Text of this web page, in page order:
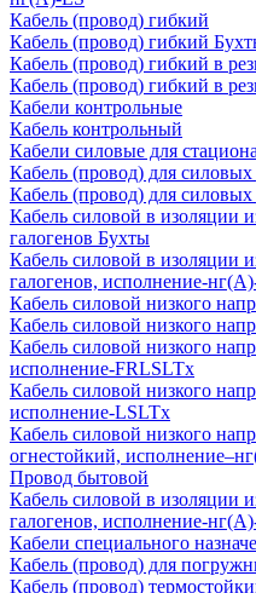
Кабель (провод) гибкий
Кабель (провод) гибкий
Кабель (провод) гибкий в
Кабель (провод) гибкий в
Кабели контрольные
Кабель контрольный
Кабели силовые для
Кабель (провод) для силовых
Кабель (провод) для
Кабель силовой в изоляции
галогенов Бухты
Кабель силовой в изоляции
галогенов, исполнение-
Кабель силовой низкого
Кабель силовой низкого
Кабель силовой низкого
исполнение-FRLSLTx
Кабель силовой низкого
исполнение-LSLTx
Кабель силовой низкого
огнестойкий,
Провод бытовой
Кабель силовой в изоляции
галогенов, исполнение-
Кабели специального
Кабель (провод) для
Кабель (провод)